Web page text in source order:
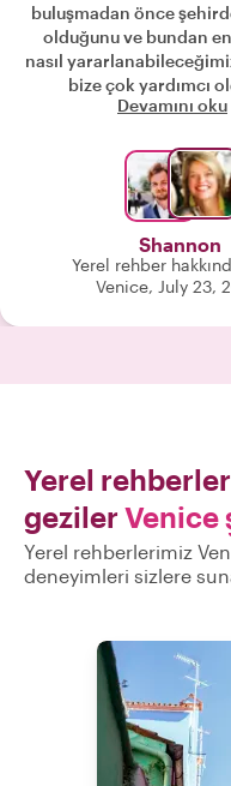
buluşmadan önce
olduğunu ve bundan
nasıl
bize çok yardımcı
yardımsever ve
yemeği bile ayarladı.
sanki eski bir
hissettirdi. Bizimle
restoran önerileri
Beklentilerimizi
Devamını oku
Shannon
Yerel rehber
Venice, July 23,
Yerel
geziler Venice
Yerel rehberlerimiz
deneyimleri sizlere